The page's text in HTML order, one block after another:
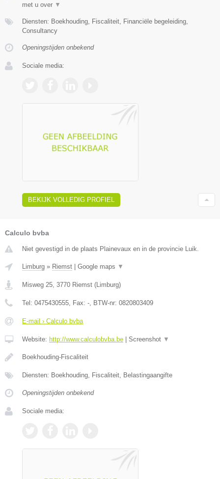
met u over ▼
Diensten: Boekhouding, Fiscaliteit, Financiële begeleiding,
Consultancy
Openingstijden onbekend
Sociale media:
BEKIJK VOLLEDIG PROFIEL
Calculo bvba
Niet gevestigd in de plaats Plainevaux en in de provincie Luik.
Limburg » Riemst | Google maps ▼
Misweg 25 3770 Riemst (Limburg)
Tel: 0475430555 , Fax: - , BTW-nr: 0820803409
E-mail › Calculo bvba
Website: http://www.calculobvba.be | Screenshot ▼
Boekhouding-Fiscaliteit
Diensten: Boekhouding, Fiscaliteit, Belastingaangifte
Openingstijden onbekend
Sociale media: